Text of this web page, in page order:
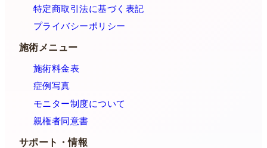
特定商取引法に基づく表記
プライバシーポリシー
施術メニュー
施術料金表
症例写真
モニター制度について
親権者同意書
サポート・情報